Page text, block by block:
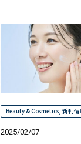
Beauty & Cosmetics,新刊
2025/02/07